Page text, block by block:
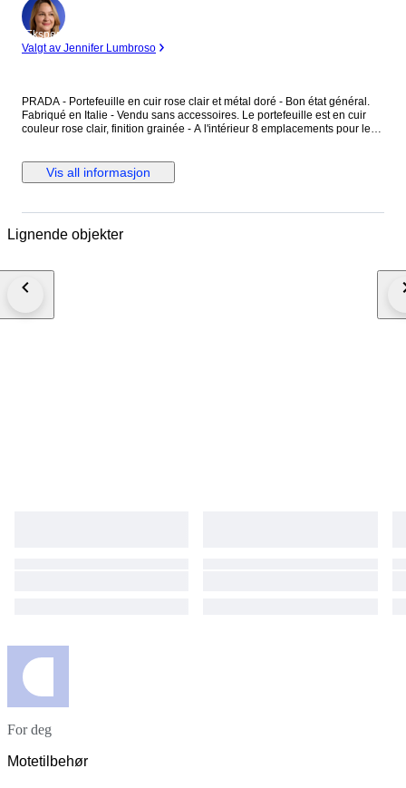
Ekspert
Valgt av Jennifer Lumbroso
PRADA - Portefeuille en cuir rose clair et métal doré - Bon état général.
Fabriqué en Italie - Vendu sans accessoires. Le portefeuille est en cuir
couleur rose clair, finition grainée - A l'intérieur 8 emplacements pour les
portefeuille. Dimensions : Hauteur 11 cm - Largeur 19 cm - Epaisseur
fermé 2,9 cm - Epaisseur ouvert 11 cm - Pièce en métal doré : 1,9 cm x
prendre en compte les photos.
Vis all informasjon
Lignende objekter
For deg
Motetilbehør